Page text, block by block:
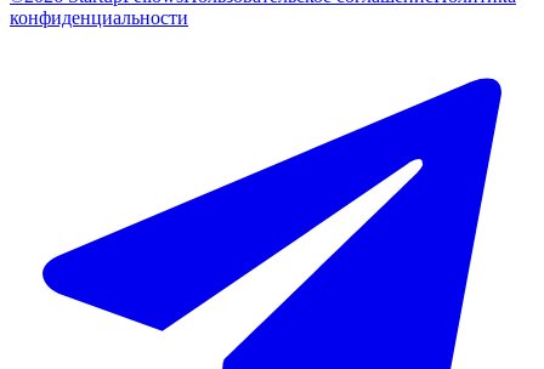
конфиденциальности